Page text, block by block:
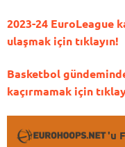
2023-24 EuroLeague
ulaşmak için tıklayın!
Basketbol
kaçırmamak için
'u